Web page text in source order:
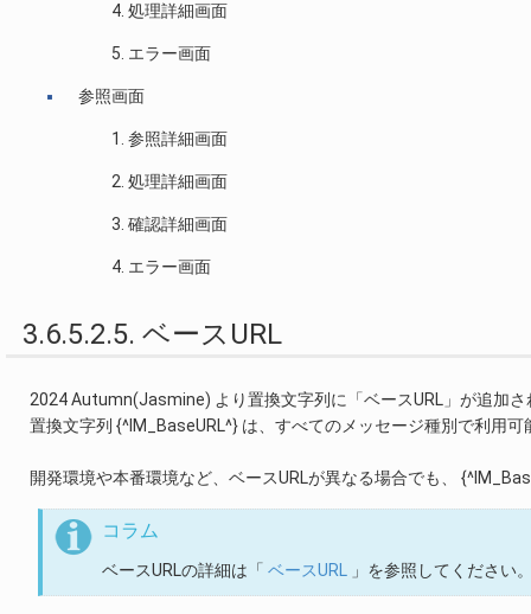
処理詳細画面
エラー画面
参照画面
参照詳細画面
処理詳細画面
確認詳細画面
エラー画面
3.6.5.2.5. ベースURL
2024 Autumn(Jasmine) より置換文字列に「ベースURL」が追加さ
置換文字列 {^IM_BaseURL^} は、すべてのメッセージ種別で利用可
開発環境や本番環境など、ベースURLが異なる場合でも、
コラム
ベースURLの詳細は「 ベースURL 」を参照してください